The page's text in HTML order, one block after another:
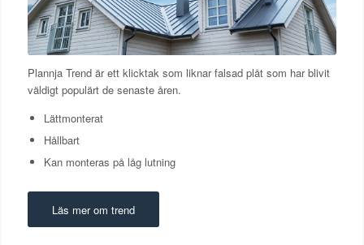
Plannja Trend är ett klicktak som liknar falsad plåt som har blivit
väldigt populärt de senaste åren.
Lättmonterat
Hållbart
Kan monteras på låg lutning
Läs mer om trend